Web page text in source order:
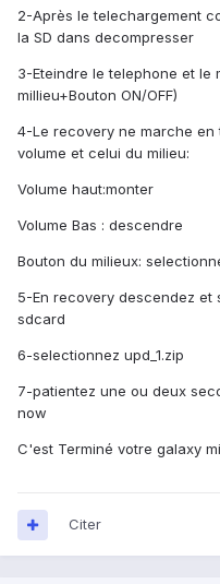
2-Après le telechargement
la SD dans decompresser
3-Eteindre le telephone et le
millieu+Bouton ON/OFF)
4-Le recovery ne marche
volume et celui du milieu:
Volume haut:monter
Volume Bas : descendre
Bouton du milieux:
5-En recovery descendez et
sdcard
6-selectionnez upd_1.zip
7-patientez une ou deux
now
C'est Terminé votre galaxy
Citer